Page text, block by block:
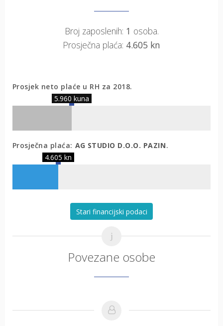
Broj zaposlenih: 1 osoba.
Prosječna plaća: 4.605 kn
Prosjek neto plaće u RH za 2018.
5.960 kuna
Prosječna plaća: AG STUDIO D.O.O. PAZIN.
4.605 kn
Stari financijski podaci
Povezane osobe